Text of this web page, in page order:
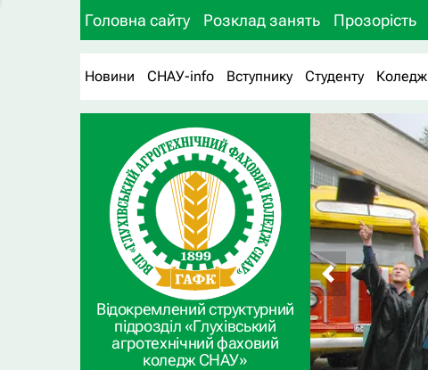
Головна сайту Розклад занять Прозорість
Новини СНАУ-info Вступнику Студенту Коледж
Відокремлений структурний
підрозділ «Глухівський
агротехнічний фаховий
коледж СНАУ»